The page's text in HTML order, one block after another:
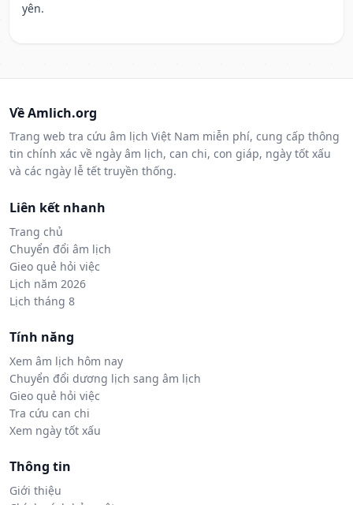
yên.
Về Amlich.org
Trang web tra cứu âm lịch Việt Nam miễn phí, cung cấp thông
tin chính xác về ngày âm lịch, can chi, con giáp, ngày tốt xấu
và các ngày lễ tết truyền thống.
Liên kết nhanh
Trang chủ
Chuyển đổi âm lịch
Gieo quẻ hỏi việc
Lịch năm 2026
Lịch tháng 8
Tính năng
Xem âm lịch hôm nay
Chuyển đổi dương lịch sang âm lịch
Gieo quẻ hỏi việc
Tra cứu can chi
Xem ngày tốt xấu
Thông tin
Giới thiệu